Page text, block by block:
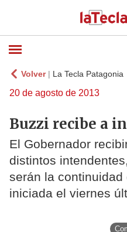
Volver| La Tecla Patagonia
20 de agosto de 2013
Buzzi recibe a
El Gobernador
distintos
serán la
iniciada el viernes